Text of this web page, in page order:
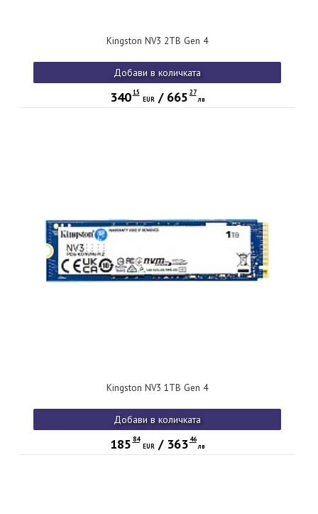
Kingston NV3 2TB Gen 4
Добави в количката
340 15
EUR/ 665 27
лв
Kingston NV3 1TB Gen 4
Добави в количката
185 84
EUR/ 363 46
лв